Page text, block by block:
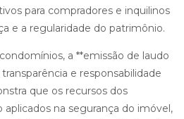
para compradores e inquilinos
e a regularidade do patrimônio.
a **emissão de laudo
e responsabilidade
que os recursos dos
na segurança do imóvel,